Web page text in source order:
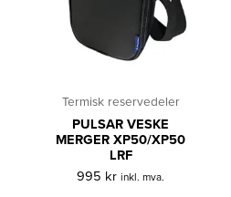
Termisk reservedeler
PULSAR VESKE
MERGER XP50/XP50
LRF
995 kr inkl. mva.